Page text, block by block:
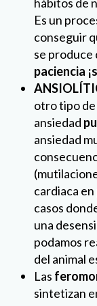
cardiaca
casos
una
podamos
del animal
Las
sintetizan
que
en día
feromonas
misma
natural.
Un
este tipo
en el